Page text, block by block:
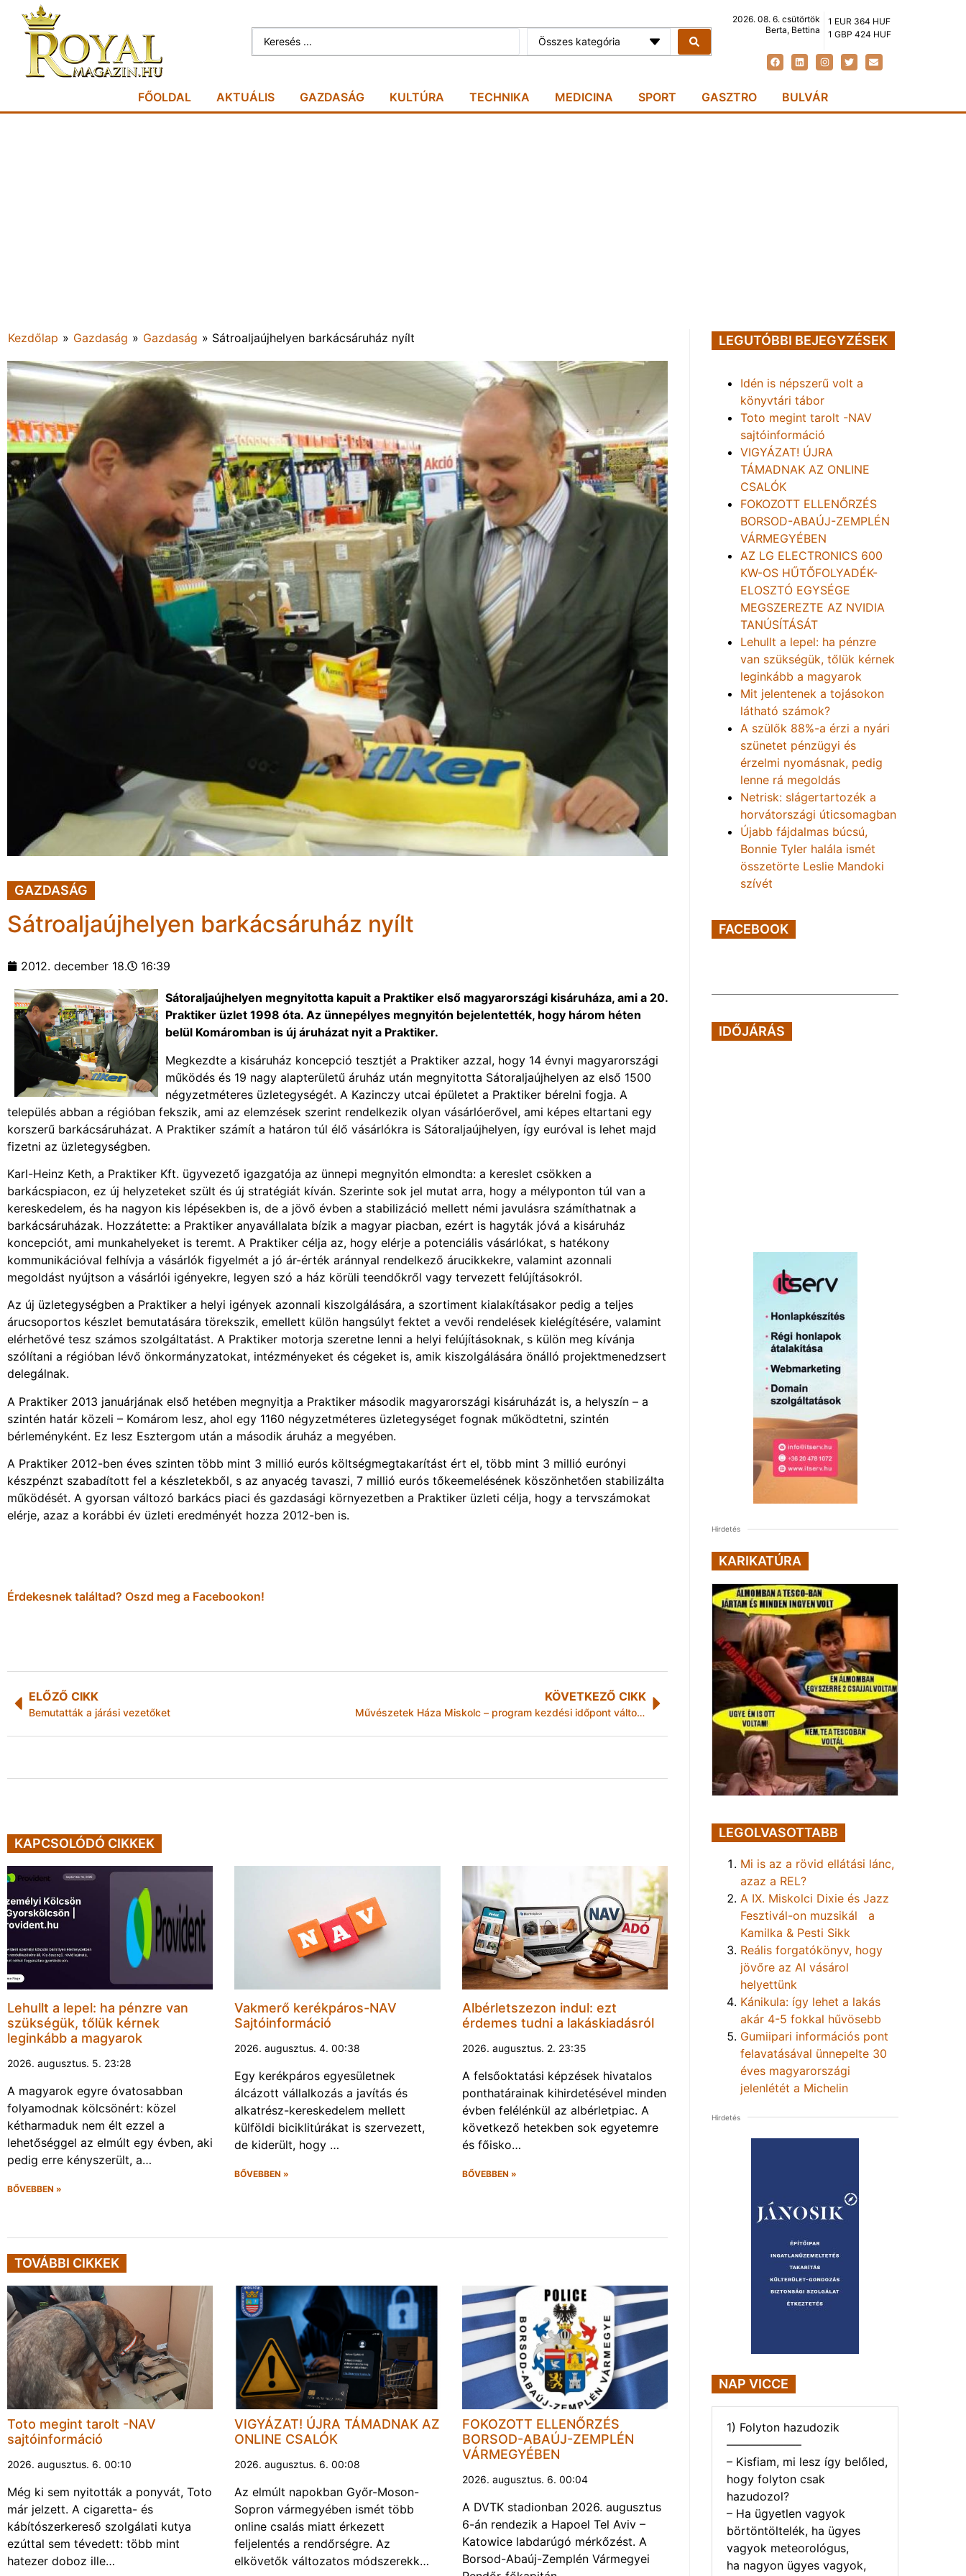
Összes kategória
2026. 08. 6. csütörtök
Berta, Bettina
1 EUR 364 HUF
1 GBP 424 HUF
FŐOLDAL AKTUÁLIS GAZDASÁG KULTÚRA TECHNIKA MEDICINA SPORT GASZTRO BULVÁR
Kezdőlap » Gazdaság » Gazdaság » Sátroaljaújhelyen barkácsáruház nyílt
GAZDASÁG
Sátroaljaújhelyen barkácsáruház nyílt
2012. december 18. 16:39
Sátoraljaújhelyen megnyitotta kapuit a Praktiker első magyarországi kisáruháza, ami a 20.
Praktiker üzlet 1998 óta. Az ünnepélyes megnyitón bejelentették, hogy három héten
belül Komáromban is új áruházat nyit a Praktiker.
Megkezdte a kisáruház koncepció tesztjét a Praktiker azzal, hogy 14 évnyi magyarországi
működés és 19 nagy alapterületű áruház után megnyitotta Sátoraljaújhelyen az első 1500
négyzetméteres üzletegységét. A Kazinczy utcai épületet a Praktiker bérelni fogja. A
település abban a régióban fekszik, ami az elemzések szerint rendelkezik olyan vásárlóerővel, ami képes eltartani egy
korszerű barkácsáruházat. A Praktiker számít a határon túl élő vásárlókra is Sátoraljaújhelyen, így euróval is lehet majd
fizetni az üzletegységben.
Karl-Heinz Keth, a Praktiker Kft. ügyvezető igazgatója az ünnepi megnyitón elmondta: a kereslet csökken a
barkácspiacon, ez új helyzeteket szült és új stratégiát kíván. Szerinte sok jel mutat arra, hogy a mélyponton túl van a
kereskedelem, és ha nagyon kis lépésekben is, de a jövő évben a stabilizáció mellett némi javulásra számíthatnak a
barkácsáruházak. Hozzátette: a Praktiker anyavállalata bízik a magyar piacban, ezért is hagyták jóvá a kisáruház
koncepciót, ami munkahelyeket is teremt. A Praktiker célja az, hogy elérje a potenciális vásárlókat, s hatékony
kommunikációval felhívja a vásárlók figyelmét a jó ár-érték aránnyal rendelkező árucikkekre, valamint azonnali
megoldást nyújtson a vásárlói igényekre, legyen szó a ház körüli teendőkről vagy tervezett felújításokról.
Az új üzletegységben a Praktiker a helyi igények azonnali kiszolgálására, a szortiment kialakításakor pedig a teljes
árucsoportos készlet bemutatására törekszik, emellett külön hangsúlyt fektet a vevői rendelések kielégítésére, valamint
elérhetővé tesz számos szolgáltatást. A Praktiker motorja szeretne lenni a helyi felújításoknak, s külön meg kívánja
szólítani a régióban lévő önkormányzatokat, intézményeket és cégeket is, amik kiszolgálására önálló projektmenedzsert
delegálnak.
A Praktiker 2013 januárjának első hetében megnyitja a Praktiker második magyarországi kisáruházát is, a helyszín – a
szintén határ közeli – Komárom lesz, ahol egy 1160 négyzetméteres üzletegységet fognak működtetni, szintén
bérleményként. Ez lesz Esztergom után a második áruház a megyében.
A Praktiker 2012-ben éves szinten több mint 3 millió eurós költségmegtakarítást ért el, több mint 3 millió eurónyi
készpénzt szabadított fel a készletekből, s az anyacég tavaszi, 7 millió eurós tőkeemelésének köszönhetően stabilizálta
működését. A gyorsan változó barkács piaci és gazdasági környezetben a Praktiker üzleti célja, hogy a tervszámokat
elérje, azaz a korábbi év üzleti eredményét hozza 2012-ben is.
Érdekesnek találtad? Oszd meg a Facebookon!
ELŐZŐ CIKK
Bemutatták a járási vezetőket
KÖVETKEZŐ CIKK
Művészetek Háza Miskolc – program kezdési időpont változás
KAPCSOLÓDÓ CIKKEK
Lehullt a lepel: ha pénzre van
szükségük, tőlük kérnek
leginkább a magyarok
2026. augusztus. 5. 23:28
A magyarok egyre óvatosabban
folyamodnak kölcsönért: közel
kétharmaduk nem élt ezzel a
lehetőséggel az elmúlt egy évben, aki
pedig erre kényszerült, a…
BŐVEBBEN »
Vakmerő kerékpáros-NAV
Sajtóinformáció
2026. augusztus. 4. 00:38
Egy kerékpáros egyesületnek
álcázott vállalkozás a javítás és
alkatrész-kereskedelem mellett
külföldi biciklitúrákat is szervezett,
de kiderült, hogy …
BŐVEBBEN »
Albérletszezon indul: ezt
érdemes tudni a lakáskiadásról
2026. augusztus. 2. 23:35
A felsőoktatási képzések hivatalos
ponthatárainak kihirdetésével minden
évben felélénkül az albérletpiac. A
következő hetekben sok egyetemre
és főisko…
BŐVEBBEN »
TOVÁBBI CIKKEK
Toto megint tarolt -NAV
sajtóinformáció
2026. augusztus. 6. 00:10
Még ki sem nyitották a ponyvát, Toto
már jelzett. A cigaretta- és
kábítószerkereső szolgálati kutya
ezúttal sem tévedett: több mint
hatezer doboz ille…
VIGYÁZAT! ÚJRA TÁMADNAK AZ
ONLINE CSALÓK
2026. augusztus. 6. 00:08
Az elmúlt napokban Győr-Moson-
Sopron vármegyében ismét több
online csalás miatt érkezett
feljelentés a rendőrségre. Az
elkövetők változatos módszerekk…
FOKOZOTT ELLENŐRZÉS
BORSOD-ABAÚJ-ZEMPLÉN
VÁRMEGYÉBEN
2026. augusztus. 6. 00:04
A DVTK stadionban 2026. augusztus
6-án rendezik a Hapoel Tel Aviv –
Katowice labdarúgó mérkőzést. A
Borsod-Abaúj-Zemplén Vármegyei
LEGUTÓBBI BEJEGYZÉSEK
Idén is népszerű volt a
könyvtári tábor
Toto megint tarolt -NAV
sajtóinformáció
VIGYÁZAT! ÚJRA
TÁMADNAK AZ ONLINE
CSALÓK
FOKOZOTT ELLENŐRZÉS
BORSOD-ABAÚJ-ZEMPLÉN
VÁRMEGYÉBEN
AZ LG ELECTRONICS 600
KW-OS HŰTŐFOLYADÉK-
ELOSZTÓ EGYSÉGE
MEGSZEREZTE AZ NVIDIA
TANÚSÍTÁSÁT
Lehullt a lepel: ha pénzre
van szükségük, tőlük kérnek
leginkább a magyarok
Mit jelentenek a tojásokon
látható számok?
A szülők 88%-a érzi a nyári
szünetet pénzügyi és
érzelmi nyomásnak, pedig
lenne rá megoldás
Netrisk: slágertartozék a
horvátországi úticsomagban
Újabb fájdalmas búcsú,
Bonnie Tyler halála ismét
összetörte Leslie Mandoki
szívét
FACEBOOK
IDŐJÁRÁS
Hirdetés
KARIKATÚRA
LEGOLVASOTTABB
Mi is az a rövid ellátási lánc,
azaz a REL?
A IX. Miskolci Dixie és Jazz
Fesztivál-on muzsikál a
Kamilka & Pesti Sikk
Reális forgatókönyv, hogy
jövőre az AI vásárol
helyettünk
Kánikula: így lehet a lakás
akár 4-5 fokkal hűvösebb
Gumiipari információs pont
felavatásával ünnepelte 30
éves magyarországi
jelenlétét a Michelin
Hirdetés
NAP VICCE
1) Folyton hazudozik
——————–
– Kisfiam, mi lesz így belőled,
hogy folyton csak
hazudozol?
– Ha ügyetlen vagyok
börtöntöltelék, ha ügyes
vagyok meteorológus,
ha nagyon ügyes vagyok,